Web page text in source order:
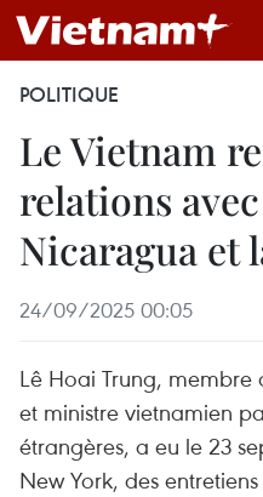
POLITIQUE
Le Vietnam
relations
Nicaragua et
24/09/2025 00:05
Lê Hoai Trung,
et ministre vietnamien
étrangères, a eu le 23
New York, des